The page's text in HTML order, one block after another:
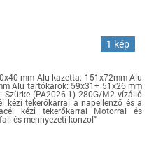
1 kép
mm Alu kazetta: 151x72mm Alu
Alu tartókarok: 59x31+ 51x26 mm
(PA2026-1) 280G/M2 vízálló
kézi tekerőkarral a napellenző és a
kézi tekerőkarral Motorral és
és mennyezeti konzol"